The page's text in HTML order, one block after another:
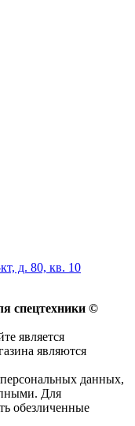
д. 80, кв. 10
спецтехники ©
является
являются
данных,
Для
обезличенные